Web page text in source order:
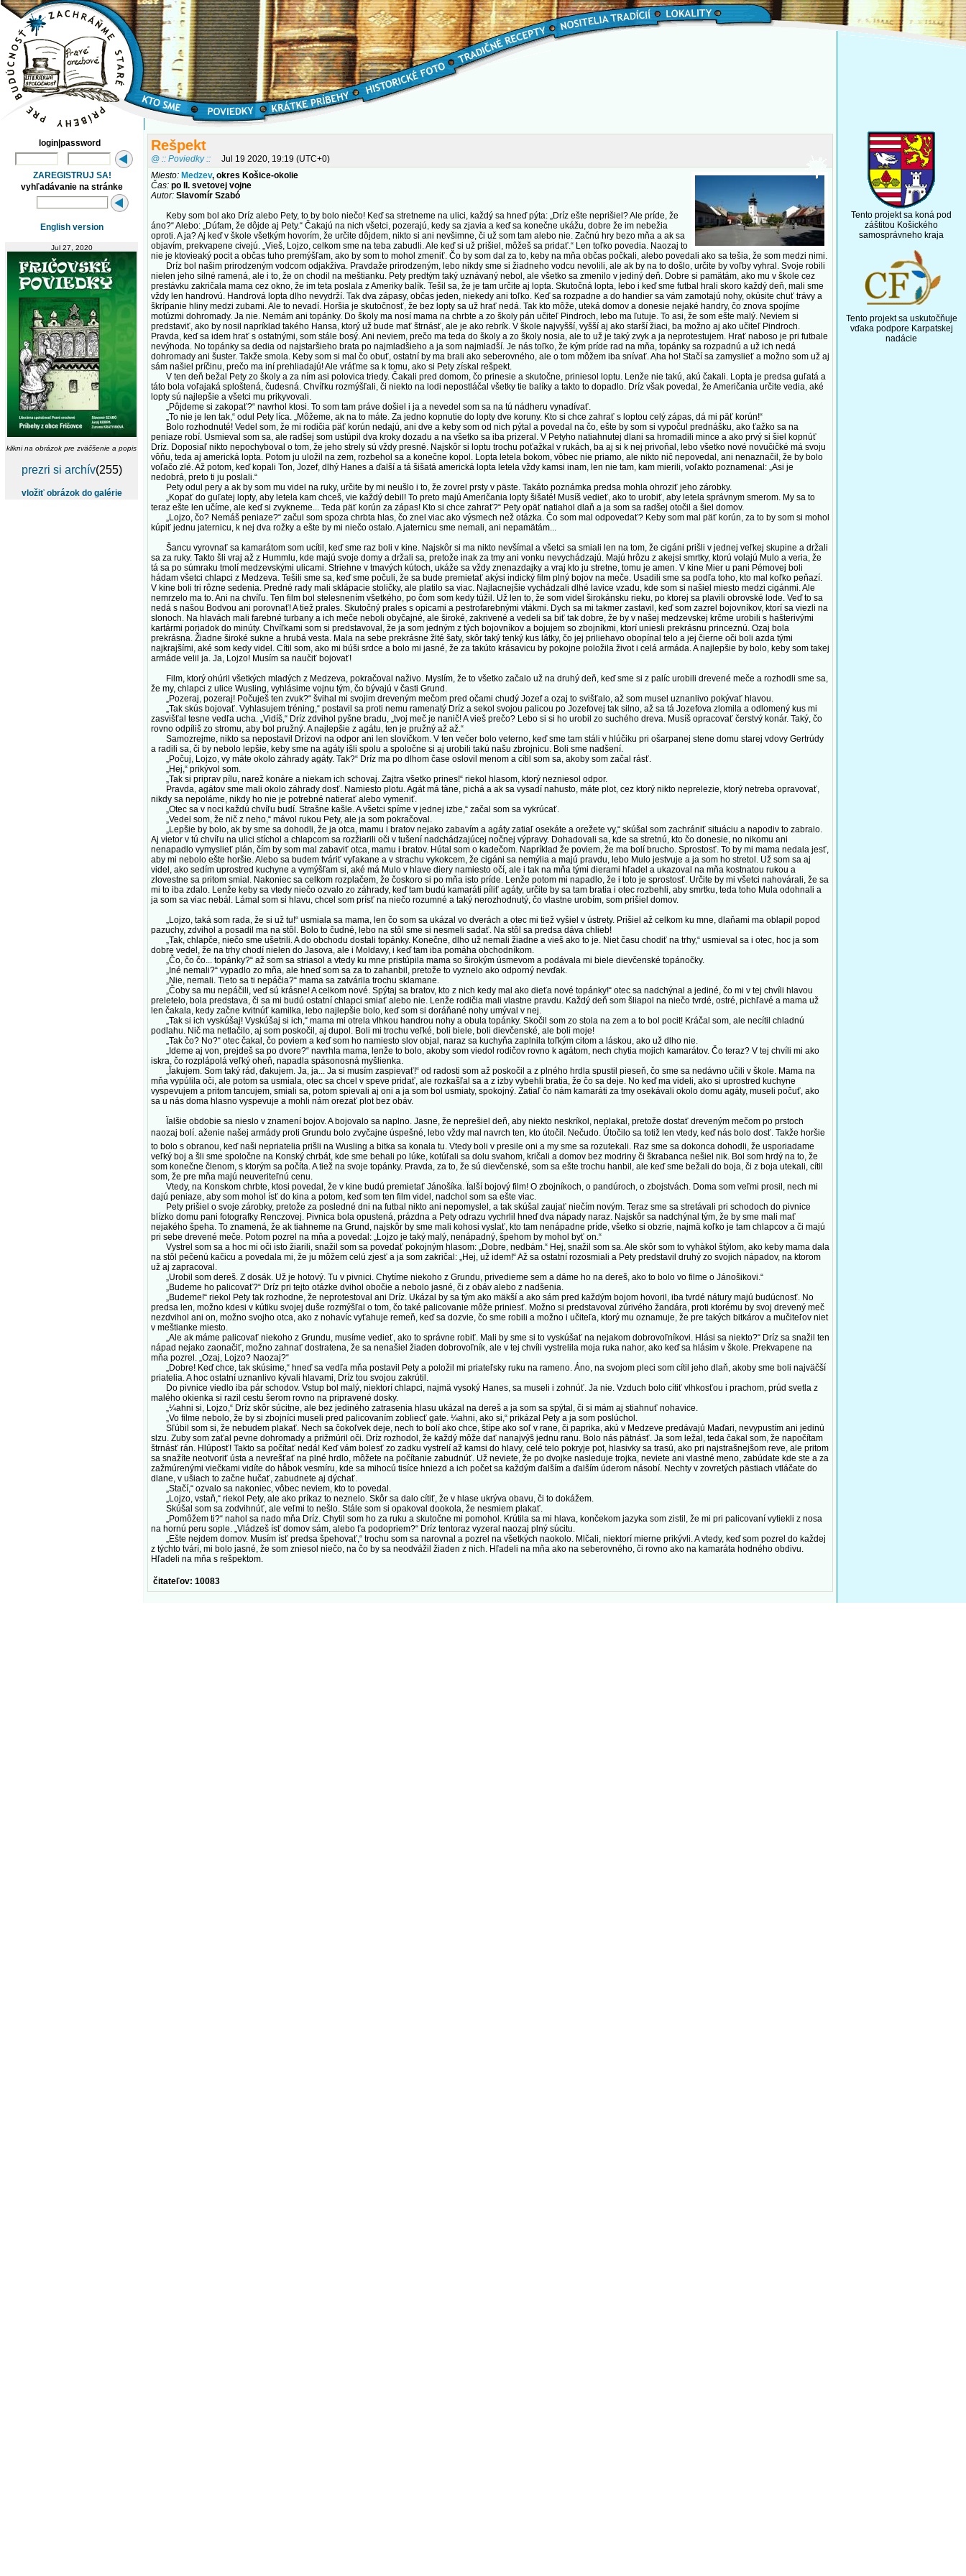
login|password
ZAREGISTRUJ SA!
vyhľadávanie na stránke
English version
Jul 27, 2020
klikni na obrázok pre zväčšenie a popis
prezri si archív(255)
vložiť obrázok do galérie
Rešpekt
@ :: Poviedky ::
Jul 19 2020, 19:19 (UTC+0)
Miesto: Medzev, okres Košice-okolie
Čas: po II. svetovej vojne
Autor: Slavomír Szabó
Keby som bol ako Dríz alebo Pety, to by bolo niečo! Keď sa stretneme na ulici, každý sa hneď pýta: „Dríz ešte neprišiel? Ale príde, že
áno?“ Alebo: „Dúfam, že dôjde aj Pety.“ Čakajú na nich všetci, pozerajú, kedy sa zjavia a keď sa konečne ukážu, dobre že im nebežia
oproti. A ja? Aj keď v škole všetkým hovorím, že určite dôjdem, nikto si ani nevšimne, či už som tam alebo nie. Začnú hry bezo mňa a ak sa
objavím, prekvapene civejú. „Vieš, Lojzo, celkom sme na teba zabudli. Ale keď si už prišiel, môžeš sa pridať.“ Len toľko povedia. Naozaj to
nie je ktovieaký pocit a občas tuho premýšľam, ako by som to mohol zmeniť. Čo by som dal za to, keby na mňa občas počkali, alebo povedali ako sa tešia, že som medzi nimi.
Dríz bol našim prirodzeným vodcom odjakživa. Pravdaže prirodzeným, lebo nikdy sme si žiadneho vodcu nevolili, ale ak by na to došlo, určite by voľby vyhral. Svoje robili
nielen jeho silné ramená, ale i to, že on chodil na meštianku. Pety predtým taký uznávaný nebol, ale všetko sa zmenilo v jediný deň. Dobre si pamätám, ako mu v škole cez
prestávku zakričala mama cez okno, že im teta poslala z Ameriky balík. Tešil sa, že je tam určite aj lopta. Skutočná lopta, lebo i keď sme futbal hrali skoro každý deň, mali sme
vždy len handrovú. Handrová lopta dlho nevydrží. Tak dva zápasy, občas jeden, niekedy ani toľko. Keď sa rozpadne a do handier sa vám zamotajú nohy, okúsite chuť trávy a
škrípanie hliny medzi zubami. Ale to nevadí. Horšia je skutočnosť, že bez lopty sa už hrať nedá. Tak kto môže, uteká domov a donesie nejaké handry, čo znova spojíme
motúzmi dohromady. Ja nie. Nemám ani topánky. Do školy ma nosí mama na chrbte a zo školy pán učiteľ Pindroch, lebo ma ľutuje. To asi, že som ešte malý. Neviem si
predstaviť, ako by nosil napríklad takého Hansa, ktorý už bude mať štrnásť, ale je ako rebrík. V škole najvyšší, vyšší aj ako starší žiaci, ba možno aj ako učiteľ Pindroch.
Pravda, keď sa idem hrať s ostatnými, som stále bosý. Ani neviem, prečo ma teda do školy a zo školy nosia, ale to už je taký zvyk a ja neprotestujem. Hrať naboso je pri futbale
nevýhoda. No topánky sa dedia od najstaršieho brata po najmladšieho a ja som najmladší. Je nás toľko, že kým príde rad na mňa, topánky sa rozpadnú a už ich nedá
dohromady ani šuster. Takže smola. Keby som si mal čo obuť, ostatní by ma brali ako seberovného, ale o tom môžem iba snívať. Aha ho! Stačí sa zamyslieť a možno som už aj
sám našiel príčinu, prečo ma iní prehliadajú! Ale vráťme sa k tomu, ako si Pety získal rešpekt.
V ten deň bežal Pety zo školy a za ním asi polovica triedy. Čakali pred domom, čo prinesie a skutočne, priniesol loptu. Lenže nie takú, akú čakali. Lopta je predsa guľatá a
táto bola voľajaká sploštená, čudesná. Chvíľku rozmýšľali, či niekto na lodi nepostláčal všetky tie balíky a takto to dopadlo. Dríz však povedal, že Američania určite vedia, aké
lopty sú najlepšie a všetci mu prikyvovali.
„Pôjdeme si zakopať?“ navrhol ktosi. To som tam práve došiel i ja a nevedel som sa na tú nádheru vynadívať.
„To nie je len tak,“ odul Pety líca. „Môžeme, ak na to máte. Za jedno kopnutie do lopty dve koruny. Kto si chce zahrať s loptou celý zápas, dá mi päť korún!“
Bolo rozhodnuté! Vedel som, že mi rodičia päť korún nedajú, ani dve a keby som od nich pýtal a povedal na čo, ešte by som si vypočul prednášku, ako ťažko sa na
peniaze robí. Usmieval som sa, ale radšej som ustúpil dva kroky dozadu a na všetko sa iba prizeral. V Petyho natiahnutej dlani sa hromadili mince a ako prvý si šiel kopnúť
Dríz. Doposiaľ nikto nepochyboval o tom, že jeho strely sú vždy presné. Najskôr si loptu trochu poťažkal v rukách, ba aj si k nej privoňal, lebo všetko nové novučičké má svoju
vôňu, teda aj americká lopta. Potom ju uložil na zem, rozbehol sa a konečne kopol. Lopta letela bokom, vôbec nie priamo, ale nikto nič nepovedal, ani nenaznačil, že by bolo
voľačo zlé. Až potom, keď kopali Ton, Jozef, dlhý Hanes a ďalší a tá šišatá americká lopta letela vždy kamsi inam, len nie tam, kam mierili, voľakto poznamenal: „Asi je
nedobrá, preto ti ju poslali.“
Pety odul pery a ak by som mu videl na ruky, určite by mi neušlo i to, že zovrel prsty v päste. Takáto poznámka predsa mohla ohroziť jeho zárobky.
„Kopať do guľatej lopty, aby letela kam chceš, vie každý debil! To preto majú Američania lopty šišaté! Musíš vedieť, ako to urobiť, aby letela správnym smerom. My sa to
teraz ešte len učíme, ale keď si zvykneme... Teda päť korún za zápas! Kto si chce zahrať?“ Pety opäť natiahol dlaň a ja som sa radšej otočil a šiel domov.
„Lojzo, čo? Nemáš peniaze?“ začul som spoza chrbta hlas, čo znel viac ako výsmech než otázka. Čo som mal odpovedať? Keby som mal päť korún, za to by som si mohol
kúpiť jednu jaternicu, k nej dva rožky a ešte by mi niečo ostalo. A jaternicu sme nemali, ani nepamätám...
Šancu vyrovnať sa kamarátom som ucítil, keď sme raz boli v kine. Najskôr si ma nikto nevšímal a všetci sa smiali len na tom, že cigáni prišli v jednej veľkej skupine a držali
sa za ruky. Takto šli vraj až z Hummlu, kde majú svoje domy a držali sa, pretože inak za tmy ani vonku nevychádzajú. Majú hrôzu z akejsi smrtky, ktorú volajú Mulo a veria, že
tá sa po súmraku tmolí medzevskými ulicami. Striehne v tmavých kútoch, ukáže sa vždy znenazdajky a vraj kto ju stretne, tomu je amen. V kine Mier u pani Pémovej boli
hádam všetci chlapci z Medzeva. Tešili sme sa, keď sme počuli, že sa bude premietať akýsi indický film plný bojov na meče. Usadili sme sa podľa toho, kto mal koľko peňazí.
V kine boli tri rôzne sedenia. Predné rady mali sklápacie stoličky, ale platilo sa viac. Najlacnejšie vychádzali dlhé lavice vzadu, kde som si našiel miesto medzi cigánmi. Ale
nemrzelo ma to. Ani na chvíľu. Ten film bol stelesnením všetkého, po čom som kedy túžil. Už len to, že som videl širokánsku rieku, po ktorej sa plavili obrovské lode. Veď to sa
nedá s našou Bodvou ani porovnať! A tiež prales. Skutočný prales s opicami a pestrofarebnými vtákmi. Dych sa mi takmer zastavil, keď som zazrel bojovníkov, ktorí sa viezli na
slonoch. Na hlavách mali farebné turbany a ich meče neboli obyčajné, ale široké, zakrivené a vedeli sa biť tak dobre, že by v našej medzevskej krčme urobili s hašterivými
kartármi poriadok do minúty. Chvíľkami som si predstavoval, že ja som jedným z tých bojovníkov a bojujem so zbojníkmi, ktorí uniesli prekrásnu princeznú. Ozaj bola
prekrásna. Žiadne široké sukne a hrubá vesta. Mala na sebe prekrásne žlté šaty, skôr taký tenký kus látky, čo jej priliehavo obopínal telo a jej čierne oči boli azda tými
najkrajšími, aké som kedy videl. Cítil som, ako mi búši srdce a bolo mi jasné, že za takúto krásavicu by pokojne položila život i celá armáda. A najlepšie by bolo, keby som takej
armáde velil ja. Ja, Lojzo! Musím sa naučiť bojovať!
Film, ktorý ohúril všetkých mladých z Medzeva, pokračoval naživo. Myslím, že to všetko začalo už na druhý deň, keď sme si z palíc urobili drevené meče a rozhodli sme sa,
že my, chlapci z ulice Wusling, vyhlásime vojnu tým, čo bývajú v časti Grund.
„Pozeraj, pozeraj! Počuješ ten zvuk?“ švihal mi svojim dreveným mečom pred očami chudý Jozef a ozaj to svišťalo, až som musel uznanlivo pokývať hlavou.
„Tak skús bojovať. Vyhlasujem tréning,“ postavil sa proti nemu ramenatý Dríz a sekol svojou palicou po Jozefovej tak silno, až sa tá Jozefova zlomila a odlomený kus mi
zasvišťal tesne vedľa ucha. „Vidíš,“ Dríz zdvihol pyšne bradu, „tvoj meč je nanič! A vieš prečo? Lebo si si ho urobil zo suchého dreva. Musíš opracovať čerstvý konár. Taký, čo
rovno odpíliš zo stromu, aby bol pružný. A najlepšie z agátu, ten je pružný až až.“
Samozrejme, nikto sa nepostavil Drízovi na odpor ani len slovíčkom. V ten večer bolo veterno, keď sme tam stáli v hlúčiku pri ošarpanej stene domu starej vdovy Gertrúdy
a radili sa, či by nebolo lepšie, keby sme na agáty išli spolu a spoločne si aj urobili takú našu zbrojnicu. Boli sme nadšení.
„Počuj, Lojzo, vy máte okolo záhrady agáty. Tak?“ Dríz ma po dlhom čase oslovil menom a cítil som sa, akoby som začal rásť.
„Hej,“ prikývol som.
„Tak si priprav pílu, narež konáre a niekam ich schovaj. Zajtra všetko prines!“ riekol hlasom, ktorý nezniesol odpor.
Pravda, agátov sme mali okolo záhrady dosť. Namiesto plotu. Agát má tàne, pichá a ak sa vysadí nahusto, máte plot, cez ktorý nikto neprelezie, ktorý netreba opravovať,
nikdy sa nepoláme, nikdy ho nie je potrebné natierať alebo vymeniť.
„Otec sa v noci každú chvíľu budí. Strašne kašle. A všetci spíme v jednej izbe,“ začal som sa vykrúcať.
„Vedel som, že nič z neho,“ mávol rukou Pety, ale ja som pokračoval.
„Lepšie by bolo, ak by sme sa dohodli, že ja otca, mamu i bratov nejako zabavím a agáty zatiaľ osekáte a orežete vy,“ skúšal som zachrániť situáciu a napodiv to zabralo.
Aj vietor v tú chvíľu na ulici stíchol a chlapcom sa rozžiarili oči v tušení nadchádzajúcej nočnej výpravy. Dohadovali sa, kde sa stretnú, kto čo donesie, no nikomu ani
nenapadlo vymyslieť plán, čím by som mal zabaviť otca, mamu i bratov. Hútal som o kadečom. Napríklad že poviem, že ma bolí brucho. Sprostosť. To by mi mama nedala jesť,
aby mi nebolo ešte horšie. Alebo sa budem tváriť vyľakane a v strachu vykokcem, že cigáni sa nemýlia a majú pravdu, lebo Mulo jestvuje a ja som ho stretol. Už som sa aj
videl, ako sedím uprostred kuchyne a vymýšľam si, aké má Mulo v hlave diery namiesto očí, ale i tak na mňa tými dierami hľadel a ukazoval na mňa kostnatou rukou a
zlovestne sa pritom smial. Nakoniec sa celkom rozplačem, že čoskoro si po mňa isto príde. Lenže potom mi napadlo, že i toto je sprostosť. Určite by mi všetci nahovárali, že sa
mi to iba zdalo. Lenže keby sa vtedy niečo ozvalo zo záhrady, keď tam budú kamaráti píliť agáty, určite by sa tam bratia i otec rozbehli, aby smrtku, teda toho Mula odohnali a
ja som sa viac nebál. Lámal som si hlavu, chcel som prísť na niečo rozumné a taký nerozhodnutý, čo vlastne urobím, som prišiel domov.
„Lojzo, taká som rada, že si už tu!“ usmiala sa mama, len čo som sa ukázal vo dverách a otec mi tiež vyšiel v ústrety. Prišiel až celkom ku mne, dlaňami ma oblapil popod
pazuchy, zdvihol a posadil ma na stôl. Bolo to čudné, lebo na stôl sme si nesmeli sadať. Na stôl sa predsa dáva chlieb!
„Tak, chlapče, niečo sme ušetrili. A do obchodu dostali topánky. Konečne, dlho už nemali žiadne a vieš ako to je. Niet času chodiť na trhy,“ usmieval sa i otec, hoc ja som
dobre vedel, že na trhy chodí nielen do Jasova, ale i Moldavy, i keď tam iba pomáha obchodníkom.
„Čo, čo čo... topánky?“ až som sa striasol a vtedy ku mne pristúpila mama so širokým úsmevom a podávala mi biele dievčenské topánočky.
„Iné nemali?“ vypadlo zo mňa, ale hneď som sa za to zahanbil, pretože to vyznelo ako odporný nevďak.
„Nie, nemali. Tieto sa ti nepáčia?“ mama sa zatvárila trochu sklamane.
„Čoby sa mu nepáčili, veď sú krásne! A celkom nové. Spýtaj sa bratov, kto z nich kedy mal ako dieťa nové topánky!“ otec sa nadchýnal a jediné, čo mi v tej chvíli hlavou
preletelo, bola predstava, či sa mi budú ostatní chlapci smiať alebo nie. Lenže rodičia mali vlastne pravdu. Každý deň som šliapol na niečo tvrdé, ostré, pichľavé a mama už
len čakala, kedy začne kvitnúť kamilka, lebo najlepšie bolo, keď som si doráňané nohy umýval v nej.
„Tak si ich vyskúšaj! Vyskúšaj si ich,“ mama mi otrela vlhkou handrou nohy a obula topánky. Skočil som zo stola na zem a to bol pocit! Kráčal som, ale necítil chladnú
podlahu. Nič ma netlačilo, aj som poskočil, aj dupol. Boli mi trochu veľké, boli biele, boli dievčenské, ale boli moje!
„Tak čo? No?“ otec čakal, čo poviem a keď som ho namiesto slov objal, naraz sa kuchyňa zaplnila toľkým citom a láskou, ako už dlho nie.
„Ideme aj von, prejdeš sa po dvore?“ navrhla mama, lenže to bolo, akoby som viedol rodičov rovno k agátom, nech chytia mojich kamarátov. Čo teraz? V tej chvíli mi ako
iskra, čo rozplápolá veľký oheň, napadla spásonosná myšlienka.
„Ïakujem. Som taký rád, ďakujem. Ja, ja... Ja si musím zaspievať!“ od radosti som až poskočil a z plného hrdla spustil pieseň, čo sme sa nedávno učili v škole. Mama na
mňa vypúlila oči, ale potom sa usmiala, otec sa chcel v speve pridať, ale rozkašľal sa a z izby vybehli bratia, že čo sa deje. No keď ma videli, ako si uprostred kuchyne
vyspevujem a pritom tancujem, smiali sa, potom spievali aj oni a ja som bol usmiaty, spokojný. Zatiaľ čo nám kamaráti za tmy osekávali okolo domu agáty, museli počuť, ako
sa u nás doma hlasno vyspevuje a mohli nám orezať plot bez obáv.
Ïalšie obdobie sa nieslo v znamení bojov. A bojovalo sa naplno. Jasne, že neprešiel deň, aby niekto neskríkol, neplakal, pretože dostať dreveným mečom po prstoch
naozaj bolí. aženie našej armády proti Grundu bolo zvyčajne úspešné, lebo vždy mal navrch ten, kto útočil. Nečudo. Útočilo sa totiž len vtedy, keď nás bolo dosť. Takže horšie
to bolo s obranou, keď naši nepriatelia prišli na Wusling a bitka sa konala tu. Vtedy boli v presile oni a my sme sa rozutekali. Raz sme sa dokonca dohodli, že usporiadame
veľký boj a šli sme spoločne na Konský chrbát, kde sme behali po lúke, kotúľali sa dolu svahom, kričali a domov bez modriny či škrabanca nešiel nik. Bol som hrdý na to, že
som konečne členom, s ktorým sa počíta. A tiež na svoje topánky. Pravda, za to, že sú dievčenské, som sa ešte trochu hanbil, ale keď sme bežali do boja, či z boja utekali, cítil
som, že pre mňa majú neuveriteľnú cenu.
Vtedy, na Konskom chrbte, ktosi povedal, že v kine budú premietať Jánošíka. Ïalší bojový film! O zbojníkoch, o pandúroch, o zbojstvách. Doma som veľmi prosil, nech mi
dajú peniaze, aby som mohol ísť do kina a potom, keď som ten film videl, nadchol som sa ešte viac.
Pety prišiel o svoje zárobky, pretože za posledné dni na futbal nikto ani nepomyslel, a tak skúšal zaujať niečím novým. Teraz sme sa stretávali pri schodoch do pivnice
blízko domu pani fotografky Renczovej. Pivnica bola opustená, prázdna a Pety odrazu vychrlil hneď dva nápady naraz. Najskôr sa nadchýnal tým, že by sme mali mať
nejakého špeha. To znamená, že ak tiahneme na Grund, najskôr by sme mali kohosi vyslať, kto tam nenápadne príde, všetko si obzrie, najmä koľko je tam chlapcov a či majú
pri sebe drevené meče. Potom pozrel na mňa a povedal: „Lojzo je taký malý, nenápadný, špehom by mohol byť on.“
Vystrel som sa a hoc mi oči isto žiarili, snažil som sa povedať pokojným hlasom: „Dobre, nedbám.“ Hej, snažil som sa. Ale skôr som to vyhàkol štýlom, ako keby mama dala
na stôl pečenú kačicu a povedala mi, že ju môžem celú zjesť a ja som zakričal: „Hej, už idem!“ Až sa ostatní rozosmiali a Pety predstavil druhý zo svojich nápadov, na ktorom
už aj zapracoval.
„Urobil som dereš. Z dosák. Už je hotový. Tu v pivnici. Chytíme niekoho z Grundu, privedieme sem a dáme ho na dereš, ako to bolo vo filme o Jánošikovi.“
„Budeme ho palicovať?“ Dríz pri tejto otázke dvihol obočie a nebolo jasné, či z obáv alebo z nadšenia.
„Budeme!“ riekol Pety tak rozhodne, že neprotestoval ani Dríz. Ukázal by sa tým ako mäkší a ako sám pred každým bojom hovoril, iba tvrdé nátury majú budúcnosť. No
predsa len, možno kdesi v kútiku svojej duše rozmýšľal o tom, čo také palicovanie môže priniesť. Možno si predstavoval zúrivého žandára, proti ktorému by svoj drevený meč
nezdvihol ani on, možno svojho otca, ako z nohavíc vyťahuje remeň, keď sa dozvie, čo sme robili a možno i učiteľa, ktorý mu oznamuje, že pre takých bitkárov a mučiteľov niet
v meštianke miesto.
„Ale ak máme palicovať niekoho z Grundu, musíme vedieť, ako to správne robiť. Mali by sme si to vyskúšať na nejakom dobrovoľníkovi. Hlási sa niekto?“ Dríz sa snažil ten
nápad nejako zaonačiť, možno zahnať dostratena, že sa nenašiel žiaden dobrovoľník, ale v tej chvíli vystrelila moja ruka nahor, ako keď sa hlásim v škole. Prekvapene na
mňa pozrel. „Ozaj, Lojzo? Naozaj?“
„Dobre! Keď chce, tak skúsime,“ hneď sa vedľa mňa postavil Pety a položil mi priateľsky ruku na rameno. Áno, na svojom pleci som cítil jeho dlaň, akoby sme boli najväčší
priatelia. A hoc ostatní uznanlivo kývali hlavami, Dríz tou svojou zakrútil.
Do pivnice viedlo iba pár schodov. Vstup bol malý, niektorí chlapci, najmä vysoký Hanes, sa museli i zohnúť. Ja nie. Vzduch bolo cítiť vlhkosťou i prachom, prúd svetla z
malého okienka si razil cestu šerom rovno na pripravené dosky.
„¼ahni si, Lojzo,“ Dríz skôr súcitne, ale bez jediného zatrasenia hlasu ukázal na dereš a ja som sa spýtal, či si mám aj stiahnuť nohavice.
„Vo filme nebolo, že by si zbojníci museli pred palicovaním zobliecť gate. ¼ahni, ako si,“ prikázal Pety a ja som poslúchol.
Sľúbil som si, že nebudem plakať. Nech sa čokoľvek deje, nech to bolí ako chce, štípe ako soľ v rane, či paprika, akú v Medzeve predávajú Maďari, nevypustím ani jedinú
slzu. Zuby som zaťal pevne dohromady a prižmúril oči. Dríz rozhodol, že každý môže dať nanajvýš jednu ranu. Bolo nás pätnásť. Ja som ležal, teda čakal som, že napočítam
štrnásť rán. Hlúposť! Takto sa počítať nedá! Keď vám bolesť zo zadku vystrelí až kamsi do hlavy, celé telo pokryje pot, hlasivky sa trasú, ako pri najstrašnejšom reve, ale pritom
sa snažíte neotvoriť ústa a nevrešťať na plné hrdlo, môžete na počítanie zabudnúť. Už neviete, že po dvojke nasleduje trojka, neviete ani vlastné meno, zabúdate kde ste a za
zažmúrenými viečkami vidíte do håbok vesmíru, kde sa mihocú tisíce hniezd a ich počet sa každým ďalším a ďalším úderom násobí. Nechty v zovretých pästiach vtláčate do
dlane, v ušiach to začne hučať, zabudnete aj dýchať.
„Stačí,“ ozvalo sa nakoniec, vôbec neviem, kto to povedal.
„Lojzo, vstaň,“ riekol Pety, ale ako príkaz to neznelo. Skôr sa dalo cítiť, že v hlase ukrýva obavu, či to dokážem.
Skúšal som sa zodvihnúť, ale veľmi to nešlo. Stále som si opakoval dookola, že nesmiem plakať.
„Pomôžem ti?“ nahol sa nado mňa Dríz. Chytil som ho za ruku a skutočne mi pomohol. Krútila sa mi hlava, končekom jazyka som zistil, že mi pri palicovaní vytiekli z nosa
na hornú peru sople. „Vládzeš ísť domov sám, alebo ťa podopriem?“ Dríz tentoraz vyzeral naozaj plný súcitu.
„Ešte nejdem domov. Musím ísť predsa špehovať,“ trochu som sa narovnal a pozrel na všetkých naokolo. Mlčali, niektorí mierne prikývli. A vtedy, keď som pozrel do každej
z týchto tvárí, mi bolo jasné, že som zniesol niečo, na čo by sa neodvážil žiaden z nich. Hľadeli na mňa ako na seberovného, či rovno ako na kamaráta hodného obdivu.
Hľadeli na mňa s rešpektom.
čitateľov: 10083
Tento projekt sa koná pod
záštitou Košického
samosprávneho kraja
Tento projekt sa uskutočňuje
vďaka podpore Karpatskej
nadácie